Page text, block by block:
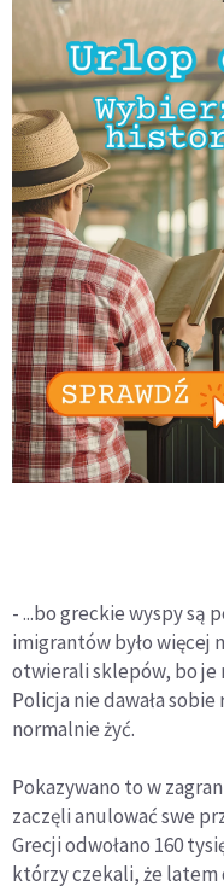
- ...bo greckie wyspy są
imigrantów było więcej
otwierali sklepów, bo je
Policja nie dawała
normalnie żyć.
Pokazywano to w
zaczęli anulować swe
Grecji odwołano 160
którzy czekali, że